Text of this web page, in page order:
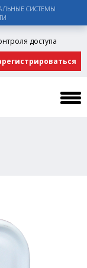
СИСТЕМЫ
доступа